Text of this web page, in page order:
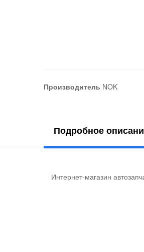
Производитель NOK
Подробное
Интернет-магазин